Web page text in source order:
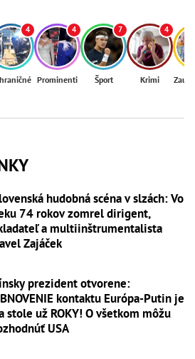
4 4
Prominenti
7
Šport
4
Krimi
hudobná scéna v slzách: Vo
74 rokov zomrel dirigent,
a multiinštrumentalista
Zajáček
prezident otvorene:
kontaktu Európa-Putin je
stole už ROKY! O všetkom môžu
USA